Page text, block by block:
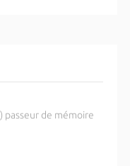
passeur de mémoire